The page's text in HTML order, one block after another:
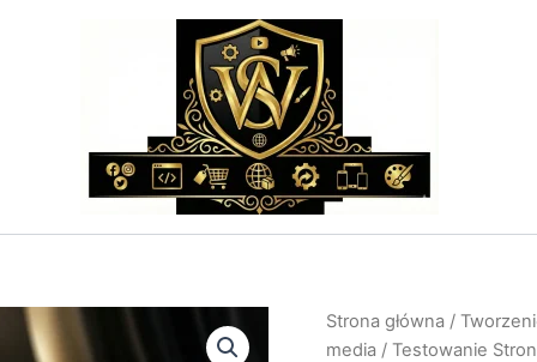
Strona główna /
media / Testowanie
ilość
Testowanie